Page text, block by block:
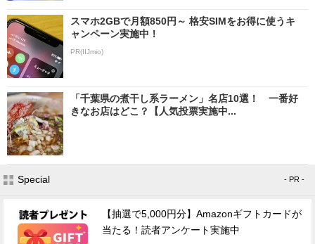
スマホ2GBで月額850円～ 格安SIMをお得に使うキ
ャンペーン実施中！
PR(IIJmio)
「千葉県の煮干し系ラーメン」名店10選！ 一番好
きなお店はどこ？【人気投票実施中...
Special - PR -
【抽選で5,000円分】Amazonギフトカードが
当たる！読者アンケート実施中